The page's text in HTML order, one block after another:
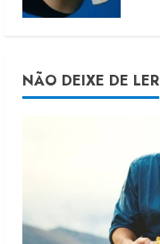
NÃO DEIXE DE LER